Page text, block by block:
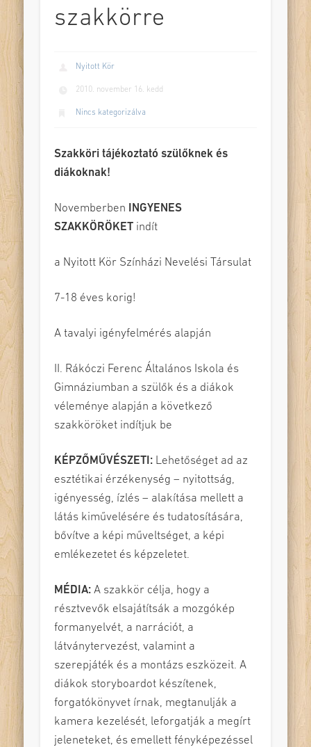
szakkörre
Nyitott Kör
2010. november 16. kedd
Nincs kategorizálva
Szakköri tájékoztató szülőknek és
diákoknak!
Novemberben
INGYENES
SZAKKÖRÖKET indít
a Nyitott Kör Színházi Nevelési Társulat
7-18 éves korig!
A tavalyi igényfelmérés alapján
II. Rákóczi Ferenc Általános Iskola és
Gimnáziumban a szülők és a diákok
véleménye alapján a következő
szakköröket indítjuk be
KÉPZŐMŰVÉSZETI: Lehetőséget ad az
esztétikai érzékenység – nyitottság,
igényesség, ízlés – alakítása mellett a
látás kiművelésére és tudatosítására,
bővítve a képi műveltséget, a képi
emlékezetet és képzeletet.
MÉDIA:A szakkör célja, hogy a
résztvevők elsajátítsák a mozgókép
formanyelvét, a narrációt, a
látványtervezést, valamint a
szerepjáték és a montázs eszközeit. A
diákok storyboardot készítenek,
forgatókönyvet írnak, megtanulják a
kamera kezelését, leforgatják a megírt
jeleneteket, és emellett fényképezéssel